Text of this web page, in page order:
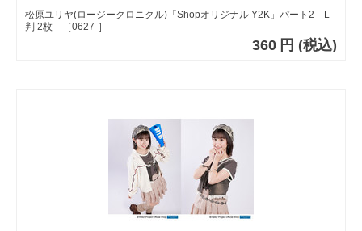
松原ユリヤ(ロージークロニクル)「Shopオリジナル Y2K」パート2 L
判 2枚 ［0627-］
360 円 (税込)